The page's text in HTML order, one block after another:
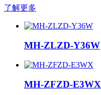
了解更多
MH-ZLZD-Y36W
MH-ZFZD-E3WX